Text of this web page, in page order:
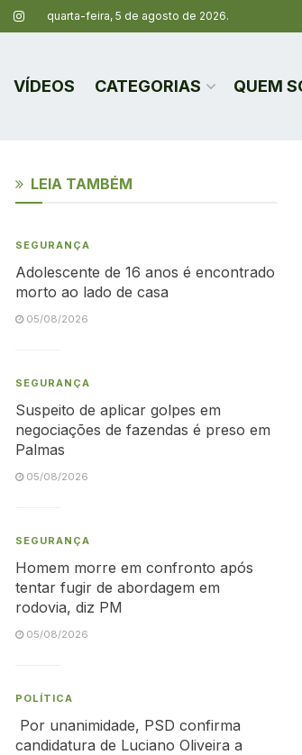
quarta-feira, 5 de agosto de 2026.
VÍDEOS CATEGORIAS QUEM
LEIA TAMBÉM
SEGURANÇA
Adolescente de 16 anos é encontrado
morto ao lado de casa
05/08/2026
SEGURANÇA
Suspeito de aplicar golpes em
negociações de fazendas é preso em
Palmas
05/08/2026
SEGURANÇA
Homem morre em confronto após
tentar fugir de abordagem em
rodovia, diz PM
05/08/2026
POLÍTICA
Por unanimidade, PSD confirma
candidatura de Luciano Oliveira a